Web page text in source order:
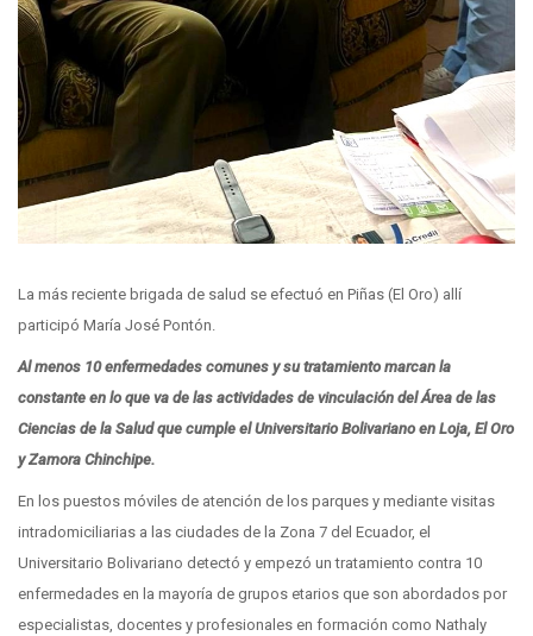
La más reciente brigada de salud se efectuó en Piñas (El Oro) allí
participó María José Pontón.
Al menos 10 enfermedades comunes y su tratamiento marcan la
constante en lo que va de las actividades de vinculación del Área de las
Ciencias de la Salud que cumple el Universitario Bolivariano en Loja, El Oro
y Zamora Chinchipe.
En los puestos móviles de atención de los parques y mediante visitas
intradomiciliarias a las ciudades de la Zona 7 del Ecuador, el
Universitario Bolivariano detectó y empezó un tratamiento contra 10
enfermedades en la mayoría de grupos etarios que son abordados por
especialistas, docentes y profesionales en formación como Nathaly